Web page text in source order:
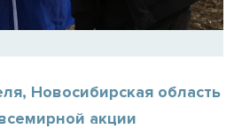
Новосибирская область
акции